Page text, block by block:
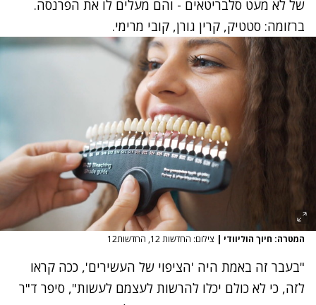
של לא מעט סלבריטאים - והם מעלים לו את הפרנסה.
ברזומה: סטטיק, קרין גורן, קובי מרימי.
המטרה: חיוך הוליוודי | צילום: החדשות 12, החדשות12
"בעבר זה באמת היה 'הציפוי של העשירים', ככה קראו
לזה, כי לא כולם יכלו להרשות לעצמם לעשות", סיפר ד"ר